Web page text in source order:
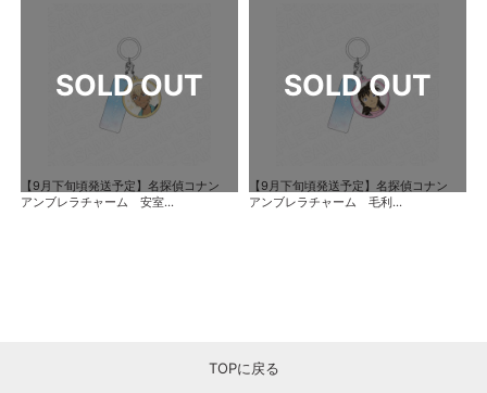
【9月下旬頃発送予定】名探偵コナン
アンブレラチャーム 安室...
【9月下旬頃発送予定】名探偵コナン
アンブレラチャーム 毛利...
TOPに戻る